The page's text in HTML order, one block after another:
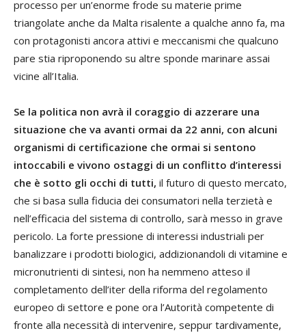
processo per un’enorme frode su materie prime
triangolate anche da Malta risalente a qualche anno fa, ma
con protagonisti ancora attivi e meccanismi che qualcuno
pare stia riproponendo su altre sponde marinare assai
vicine all’Italia.
Se la politica non avrà il coraggio di azzerare una
situazione che va avanti ormai da 22 anni, con alcuni
organismi di certificazione che ormai si sentono
intoccabili e vivono ostaggi di un conflitto d’interessi
che è sotto gli occhi di tutti, il futuro di questo mercato,
che si basa sulla fiducia dei consumatori nella terzietà e
nell’efficacia del sistema di controllo, sarà messo in grave
pericolo. La forte pressione di interessi industriali per
banalizzare i prodotti biologici, addizionandoli di vitamine e
micronutrienti di sintesi, non ha nemmeno atteso il
completamento dell’iter della riforma del regolamento
europeo di settore e pone ora l’Autorità competente di
fronte alla necessità di intervenire, seppur tardivamente,